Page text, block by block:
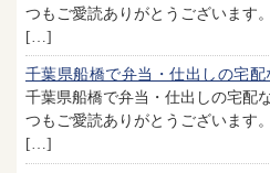
つもご愛読ありがとうございます
[…]
千葉県船橋で弁当・仕出しの宅
千葉県船橋で弁当・仕出しの宅配
つもご愛読ありがとうございます
[…]